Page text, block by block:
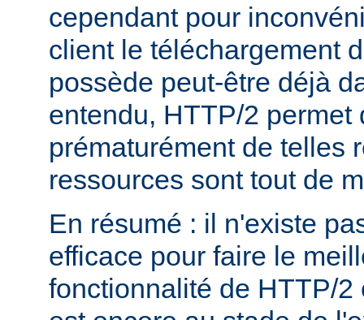
cependant pour
client le téléchargement
possède peut-être déjà
entendu, HTTP/2 permet
prématurément de telles
ressources sont tout de
En résumé : il n'existe
efficace pour faire le
fonctionnalité de HTTP/2